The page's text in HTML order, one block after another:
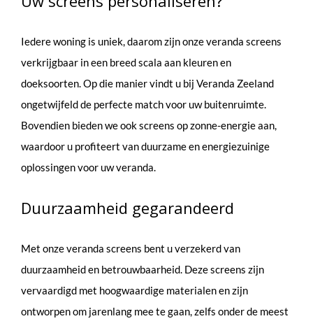
Iedere woning is uniek, daarom zijn onze veranda screens
verkrijgbaar in een breed scala aan kleuren en
doeksoorten. Op die manier vindt u bij Veranda Zeeland
ongetwijfeld de perfecte match voor uw buitenruimte.
Bovendien bieden we ook screens op zonne-energie aan,
waardoor u profiteert van duurzame en energiezuinige
oplossingen voor uw veranda.
Duurzaamheid gegarandeerd
Met onze veranda screens bent u verzekerd van
duurzaamheid en betrouwbaarheid. Deze screens zijn
vervaardigd met hoogwaardige materialen en zijn
ontworpen om jarenlang mee te gaan, zelfs onder de meest